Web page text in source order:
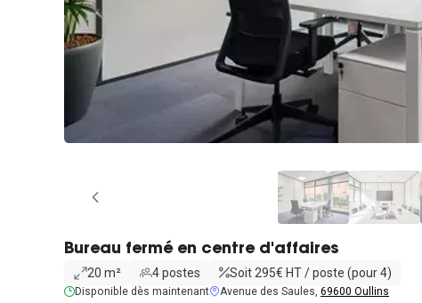
Bureau fermé en centre d'affaires
20 m² 4 postes Soit 295€ HT / poste (pour 4)
Disponible dès maintenant Avenue des Saules, 69600 Oullins